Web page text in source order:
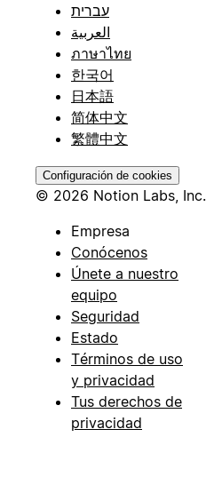
עברית
العربية
ภาษาไทย
한국어
日本語
简体中文
繁體中文
Configuración de cookies
© 2026 Notion Labs, Inc.
Empresa
Conócenos
Únete a nuestro
equipo
Seguridad
Estado
Términos de uso
y privacidad
Tus derechos de
privacidad